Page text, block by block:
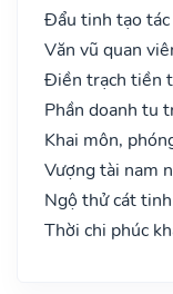
Đẩu tinh tạo tác
Văn vũ quan
Điền trạch tiền
Phần doanh tu
Khai môn,
Vượng tài nam
Ngộ thử cát
Thời chi phúc